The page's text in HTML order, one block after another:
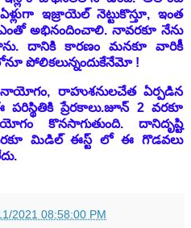
ఇజ్రాయెల్ నెట్టుకొస్తూ, ఇంత
అభినందించాలి. నావరకూ నేను
దానికి కారణం మనకూ వారికీ
పోలికలున్నందుకేనేమో !
రాహుశనులచేత ఏర్పడిన
పరిస్థితికి ప్రేరకాలు.జూన్ 2 వరకూ
కొనసాగుతుంది. దానిదృష్టి
మిడిల్ ఈస్ట్ లో ఈ గొడవలు
2021 08:58:00 PM